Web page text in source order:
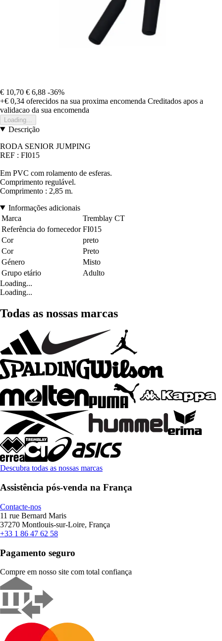
€ 10,70 € 6,88 -36%
+€ 0,34 oferecidos na sua proxima encomenda Creditados apos a
validacao da sua encomenda
Loading...
Descrição
RODA SENIOR JUMPING
REF : FI015
Em PVC com rolamento de esferas.
Comprimento regulável.
Comprimento : 2,85 m.
Informações adicionais
Marca
Tremblay CT
Referência do fornecedor FI015
Cor
preto
Cor
Preto
Género
Misto
Grupo etário
Adulto
Loading...
Loading...
Todas as nossas marcas
Descubra todas as nossas marcas
Assistência pós-venda na França
Contacte-nos
11 rue Bernard Maris
37270 Montlouis-sur-Loire, França
+33 1 86 47 62 58
Pagamento seguro
Compre em nosso site com total confiança